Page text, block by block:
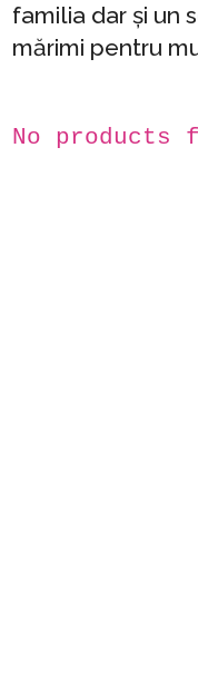
familia dar și un
mărimi pentru
No products